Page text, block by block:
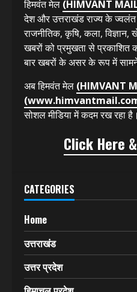
हिमवंत मेल (HIMVANT
देश और उत्तराखंड राज्य के ज्वलंत
राजनीतिक, कृषि, कला,
खबरों को प्रमुखता से प्रकाशित
बार खबरों के असर के रूप में
अब हिमवंत मेल (HIMVANT
सोशल मीडिया में कदम रख रहा है।
Click Here
CATEGORIES
Home
उत्तराखंड
उत्तर प्रदेश